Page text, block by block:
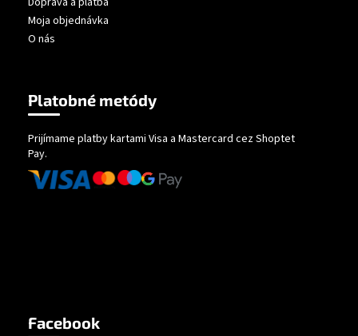
Moja objednávka
O nás
Platobné metódy
Prijímame platby kartami Visa a Mastercard cez Shoptet
Pay.
Facebook